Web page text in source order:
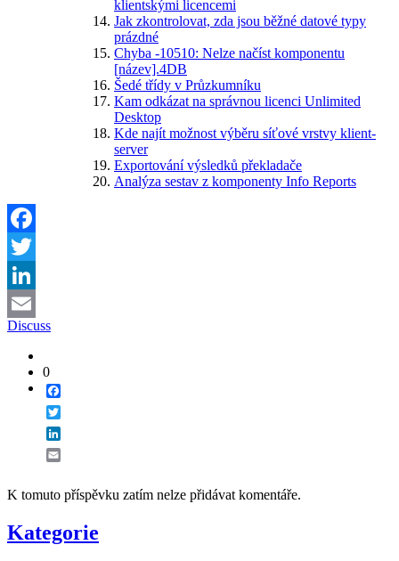
klientskými licencemi
Jak zkontrolovat, zda jsou běžné datové typy
prázdné
Chyba -10510: Nelze načíst komponentu
[název].4DB
Šedé třídy v Průzkumníku
Kam odkázat na správnou licenci Unlimited
Desktop
Kde najít možnost výběru síťové vrstvy klient-
server
Exportování výsledků překladače
Analýza sestav z komponenty Info Reports
Facebook
Twitter
LinkedIn
Email
Discuss
0
K tomuto příspěvku zatím nelze přidávat komentáře.
Kategorie